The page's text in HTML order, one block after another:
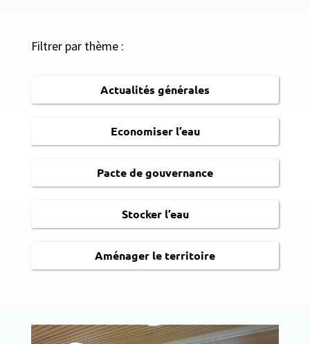
Filtrer par thème :
Actualités générales
Economiser l’eau
Pacte de gouvernance
Stocker l’eau
Aménager le territoire